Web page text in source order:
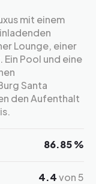
mit einem
Lounge, einer
Pool und eine
Santa
den Aufenthalt
86.85 %
4.4von 5